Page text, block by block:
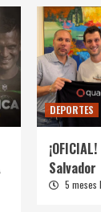
DEPORTES
Salvador
5